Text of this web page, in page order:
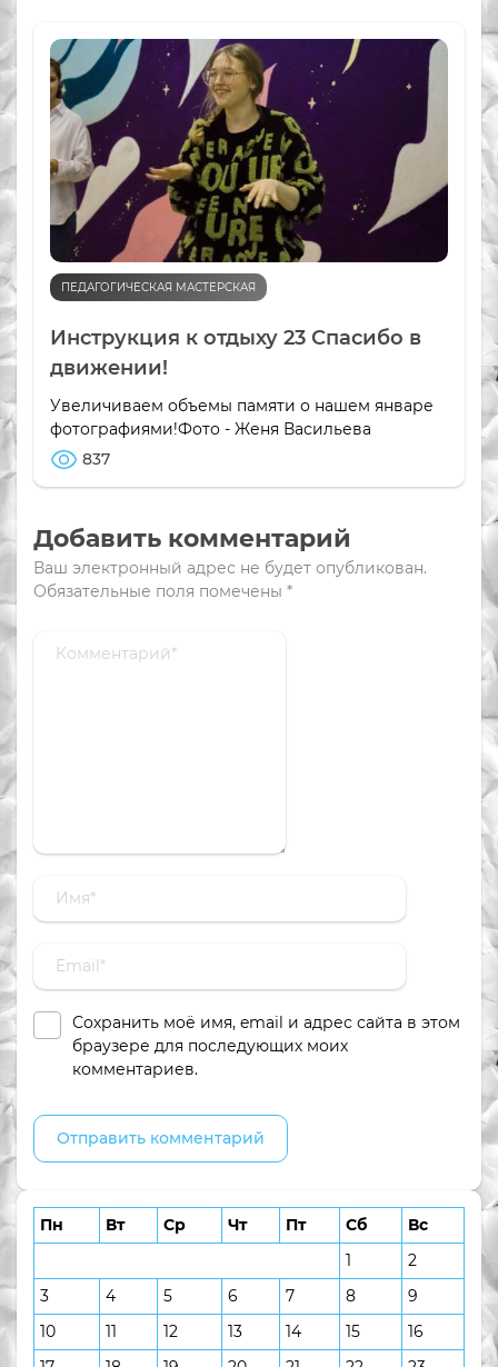
ПЕДАГОГИЧЕСКАЯ МАСТЕРСКАЯ
Инструкция к отдыху 23 Спасибо в
движении!
Увеличиваем объемы памяти о нашем январе
фотографиями!Фото - Женя Васильева
837
Добавить комментарий
Ваш электронный адрес не будет опубликован.
Обязательные поля помечены *
Сохранить моё имя, email и адрес сайта в этом
браузере для последующих моих
комментариев.
Пн Вт Ср Чт Пт Сб
Вс
1
2
3
4 5 6 7 8
9
10
11 12 13 14 15
16